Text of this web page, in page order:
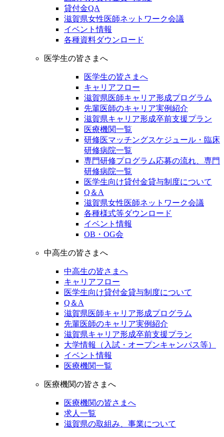
貸付金QA
滋賀県女性医師ネットワーク会議
イベント情報
各種資料ダウンロード
医学生の皆さまへ
医学生の皆さまへ
キャリアフロー
滋賀県医師キャリア形成プログラム
先輩医師のキャリア実例紹介
滋賀県キャリア形成卒前支援プラン
医療機関一覧
研修医マッチングスケジュール・臨床
研修病院一覧
専門研修プログラム応募の流れ、専門
研修病院一覧
医学生向け貸付金貸与制度について
Q＆A
滋賀県女性医師ネットワーク会議
各種様式等ダウンロード
イベント情報
OB・OG会
中高生の皆さまへ
中高生の皆さまへ
キャリアフロー
医学生向け貸付金貸与制度について
Q＆A
滋賀県医師キャリア形成プログラム
先輩医師のキャリア実例紹介
滋賀県キャリア形成卒前支援プラン
大学情報（入試・オープンキャンパス等）
イベント情報
医療機関一覧
医療機関の皆さまへ
医療機関の皆さまへ
求人一覧
滋賀県の取組み、事業について